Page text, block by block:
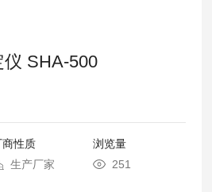
SHA-500
商性质
生产厂家
浏览量
251